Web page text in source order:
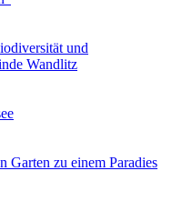
und
Wandlitz
Garten zu einem Paradies